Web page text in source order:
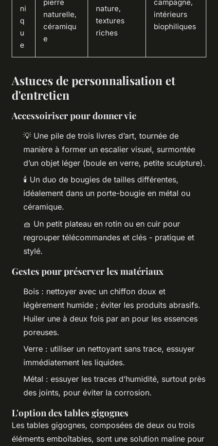
ni
q
u
e
pierre
naturelle,
céramiqu
e
nature,
textures
riches
campagne,
intérieurs
biophiliques
Astuces de personnalisation et
d'entretien
Accessoiriser pour donner vie
💡 Une pile de trois livres d’art, tournée de
manière à former un escalier visuel, surmontée
d’un objet léger (boule en verre, petite sculpture).
🕯️ Un duo de bougies de tailles différentes,
idéalement dans un porte-bougie en métal ou
céramique.
🧺 Un petit plateau en rotin ou en cuir pour
regrouper télécommandes et clés - pratique et
stylé.
Gestes pour préserver les matériaux
Bois : nettoyer avec un chiffon doux et
légèrement humide ; éviter les produits abrasifs.
Huiler une à deux fois par an pour les essences
poreuses.
Verre : utiliser un nettoyant sans trace, essuyer
immédiatement les liquides.
Métal : essuyer les traces d’humidité, surtout près
des joints, pour éviter la corrosion.
L'option des tables gigognes
Les tables gigognes, composées de deux ou trois
éléments emboîtables, sont une solution maline pour